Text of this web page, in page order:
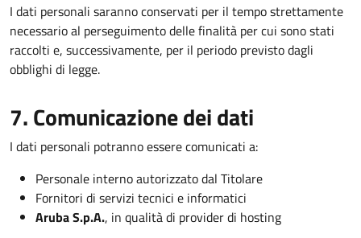
I dati personali saranno conservati per il tempo strettamente
necessario al perseguimento delle finalità per cui sono stati
raccolti e, successivamente, per il periodo previsto dagli
obblighi di legge.
7. Comunicazione dei dati
I dati personali potranno essere comunicati a:
Personale interno autorizzato dal Titolare
Fornitori di servizi tecnici e informatici
Aruba S.p.A., in qualità di provider di hosting